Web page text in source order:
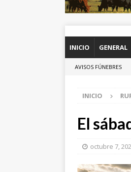
INICIO GENERAL
AVISOS FÚNEBRES
INICIO
El
octubre 7,